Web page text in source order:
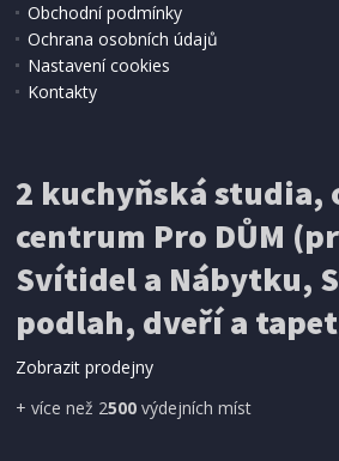
8 514 Kč
nohy - černá (2 Karton)
DOPRAVA ZDARMA
Obchodní podmínky
Ochrana osobních údajů
Nastavení cookies
Kontakty
2 kuchyňská studia,
centrum Pro DŮM
Svítidel a Nábytku,
podlah, dveří a
Zobrazit prodejny
+ více než 2500 výdejních míst